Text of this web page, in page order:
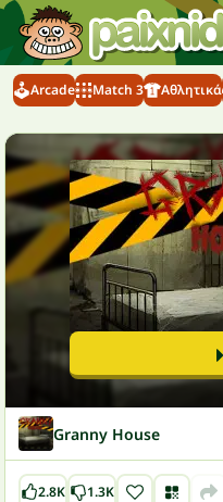
Arcade Match 3 Αθλητικά
Granny House
2.8K 1.3K